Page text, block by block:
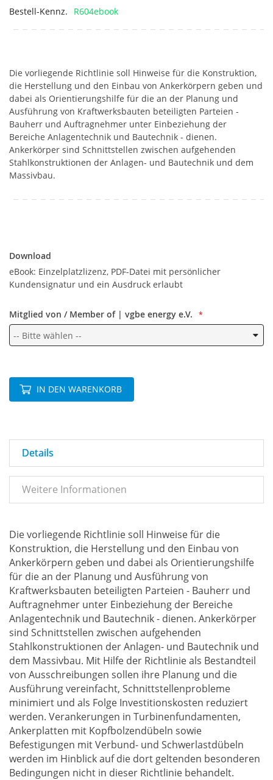
Bestell-Kennz. R604ebook
Die vorliegende Richtlinie soll Hinweise für die Konstruktion,
die Herstellung und den Einbau von Ankerkörpern geben und
dabei als Orientierungshilfe für die an der Planung und
Ausführung von Kraftwerksbauten beteiligten Parteien -
Bauherr und Auftragnehmer unter Einbeziehung der
Bereiche Anlagentechnik und Bautechnik - dienen.
Ankerkörper sind Schnittstellen zwischen aufgehenden
Stahlkonstruktionen der Anlagen- und Bautechnik und dem
Massivbau.
Download
eBook: Einzelplatzlizenz, PDF-Datei mit persönlicher
Kundensignatur und ein Ausdruck erlaubt
Mitglied von / Member of | vgbe energy e.V.
IN DEN WARENKORB
Details
Weitere Informationen
Die vorliegende Richtlinie soll Hinweise für die
Konstruktion, die Herstellung und den Einbau von
Ankerkörpern geben und dabei als Orientierungshilfe
für die an der Planung und Ausführung von
Kraftwerksbauten beteiligten Parteien - Bauherr und
Auftragnehmer unter Einbeziehung der Bereiche
Anlagentechnik und Bautechnik - dienen. Ankerkörper
sind Schnittstellen zwischen aufgehenden
Stahlkonstruktionen der Anlagen- und Bautechnik und
dem Massivbau. Mit Hilfe der Richtlinie als Bestandteil
von Ausschreibungen sollen ihre Planung und die
Ausführung vereinfacht, Schnittstellenprobleme
minimiert und als Folge Investitionskosten reduziert
werden. Verankerungen in Turbinenfundamenten,
Ankerplatten mit Kopfbolzendübeln sowie
Befestigungen mit Verbund- und Schwerlastdübeln
werden im Hinblick auf die dort geltenden besonderen
Bedingungen nicht in dieser Richtlinie behandelt.